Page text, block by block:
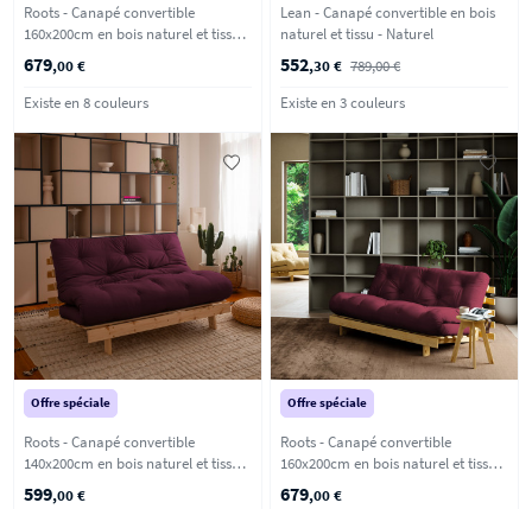
Roots - Canapé convertible
160x200cm en bois naturel et tissu -
Lin
679,00 €
Existe en 8 couleurs
Lean - Canapé convertible en bois
naturel et tissu - Naturel
552,30 € 789,00 €
Existe en 3 couleurs
Offre spéciale
Roots - Canapé convertible
140x200cm en bois naturel et tissu -
Bordeaux
599,00 €
Offre spéciale
Roots - Canapé convertible
160x200cm en bois naturel et tissu -
Bordeaux
679,00 €